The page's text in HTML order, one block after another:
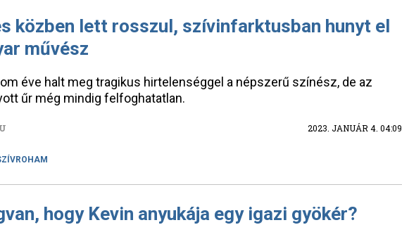
közben lett rosszul, szívinfarktusban hunyt el
művész
éve halt meg tragikus hirtelenséggel a népszerű színész, de az
űr még mindig felfoghatatlan.
2023. JANUÁR 4. 04:09
hogy Kevin anyukája egy igazi gyökér?